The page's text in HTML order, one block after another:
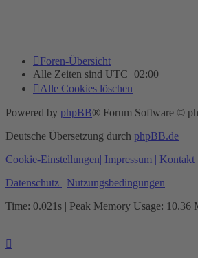
Foren-Übersicht
Alle Zeiten sind UTC+02:00
Alle Cookies löschen
Powered by phpBB® Forum Software ©
Deutsche Übersetzung durch phpBB.de
Cookie-Einstellungen| Impressum | Kontakt
Datenschutz | Nutzungsbedingungen
Time: 0.021s | Peak Memory Usage: